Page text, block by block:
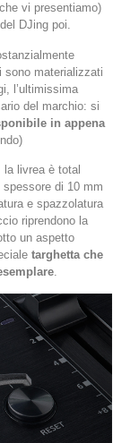
vi presentiamo)
DJing poi.
sono materializzati
l’ultimissima
del marchio: si
in appena
la livrea è total
di 10 mm
e spazzolatura
riprendono la
un aspetto
targhetta che
.